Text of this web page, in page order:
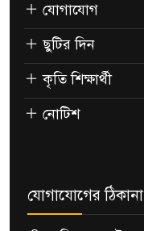
যোগাযোগ
ছুটির দিন
কৃতি শিক্ষার্থী
নোটিশ
যোগাযোগের ঠিকানা